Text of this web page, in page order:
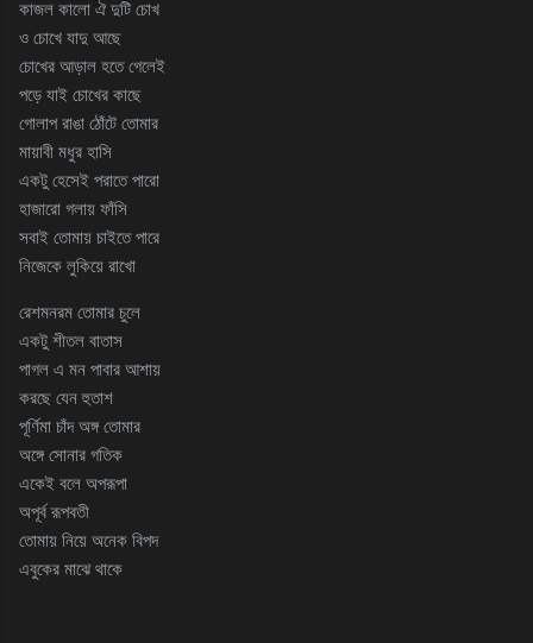
কাজল কালো ঐ দুটি চোখ
ও চোখে যাদু আছে
চোখের আড়াল হতে গেলেই
পড়ে যাই চোখের কাছে
গোলাপ রাঙা ঠোঁটে তোমার
মায়াবী মধুর হাসি
একটু হেসেই পরাতে পারো
হাজারো গলায় ফাঁসি
সবাই তোমায় চাইতে পারে
নিজেকে লুকিয়ে রাখো
রেশমনরম তোমার চুলে
একটু শীতল বাতাস
পাগল এ মন পাবার আশায়
করছে যেন হুতাশ
পূর্ণিমা চাঁদ অঙ্গ তোমার
অঙ্গে সোনার গতিক
একেই বলে অপরূপা
অপূর্ব রূপবতী
তোমায় নিয়ে অনেক বিপদ
এবুকের মাঝে থাকে